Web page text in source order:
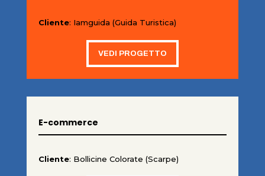
Cliente: Iamguida (Guida Turistica)
VEDI PROGETTO
E-commerce
Cliente: Bollicine Colorate (Scarpe)